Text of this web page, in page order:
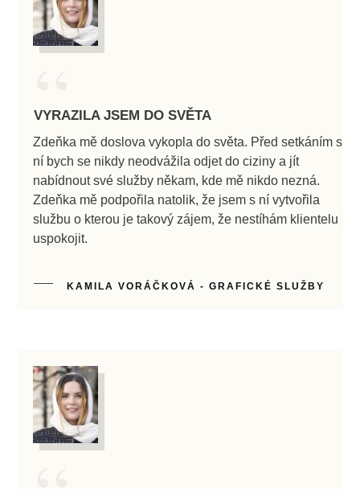
“
VYRAZILA JSEM DO SVĚTA
Zdeňka mě doslova vykopla do světa. Před setkáním s
ní bych se nikdy neodvážila odjet do ciziny a jít
nabídnout své služby někam, kde mě nikdo nezná.
Zdeňka mě podpořila natolik, že jsem s ní vytvořila
službu o kterou je takový zájem, že nestíhám klientelu
uspokojit.
KAMILA VORÁČKOVÁ - GRAFICKÉ SLUŽBY